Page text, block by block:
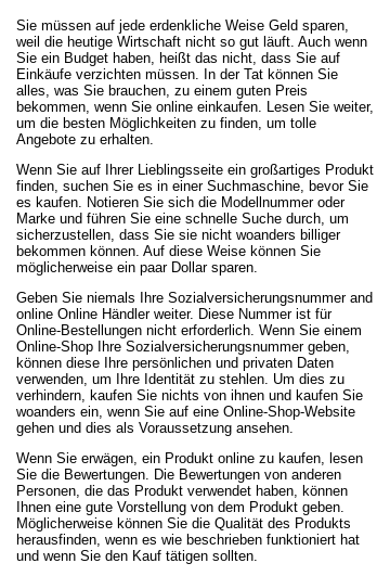
Sie müssen auf jede erdenkliche Weise Geld sparen,
weil die heutige Wirtschaft nicht so gut läuft. Auch wenn
Sie ein Budget haben, heißt das nicht, dass Sie auf
Einkäufe verzichten müssen. In der Tat können Sie
alles, was Sie brauchen, zu einem guten Preis
bekommen, wenn Sie online einkaufen. Lesen Sie weiter,
um die besten Möglichkeiten zu finden, um tolle
Angebote zu erhalten.
Wenn Sie auf Ihrer Lieblingsseite ein großartiges Produkt
finden, suchen Sie es in einer Suchmaschine, bevor Sie
es kaufen. Notieren Sie sich die Modellnummer oder
Marke und führen Sie eine schnelle Suche durch, um
sicherzustellen, dass Sie sie nicht woanders billiger
bekommen können. Auf diese Weise können Sie
möglicherweise ein paar Dollar sparen.
Geben Sie niemals Ihre Sozialversicherungsnummer and
online Online Händler weiter. Diese Nummer ist für
Online-Bestellungen nicht erforderlich. Wenn Sie einem
Online-Shop Ihre Sozialversicherungsnummer geben,
können diese Ihre persönlichen und privaten Daten
verwenden, um Ihre Identität zu stehlen. Um dies zu
verhindern, kaufen Sie nichts von ihnen und kaufen Sie
woanders ein, wenn Sie auf eine Online-Shop-Website
gehen und dies als Voraussetzung ansehen.
Wenn Sie erwägen, ein Produkt online zu kaufen, lesen
Sie die Bewertungen. Die Bewertungen von anderen
Personen, die das Produkt verwendet haben, können
Ihnen eine gute Vorstellung von dem Produkt geben.
Möglicherweise können Sie die Qualität des Produkts
herausfinden, wenn es wie beschrieben funktioniert hat
und wenn Sie den Kauf tätigen sollten.